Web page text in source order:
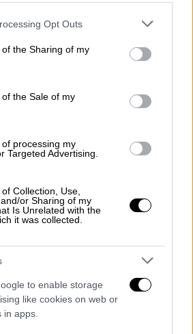
app uses one or more Google
or usage behaviour. You may click to
to Google and its third-party tags to
specified purposes in below Google
Opt Outs
the Sharing of my
the Sale of my
processing my
Targeted Advertising.
Collection, Use,
or Sharing of my
Is Unrelated with the
it was collected.
to enable storage
like cookies on web or
apps.
~8.000/ημερησίως
του 2021, όπως
από μερικές
εμβόλια την ημέρα την
ανεβήκαμε στις
1, χθες υπερβήκαμε τις
τα 189 με 367
γραμμές, θα φτάσουμε τα
ημερησίως (~48
εμβολιαστική
υπόλοιπο Ιανουάριο με
της πλειονότητας
εμβολίων του πρώτου
αναπτύσσονται
όχι όλες μαζί διότι